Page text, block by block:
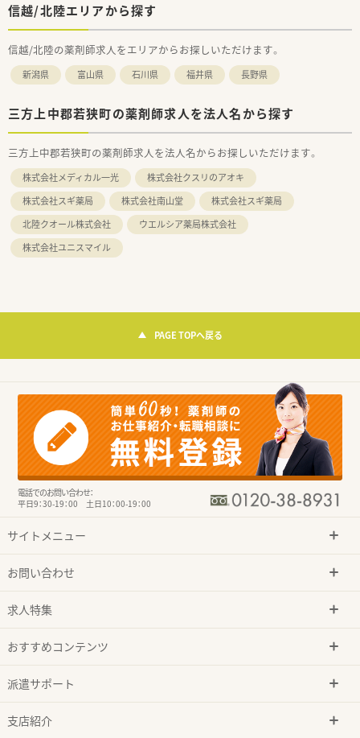
信越/北陸エリアから探す
信越/北陸の薬剤師求人をエリアからお探しいただけます。
新潟県 富山県 石川県 福井県 長野県
三方上中郡若狭町の薬剤師求人を法人名から探す
三方上中郡若狭町の薬剤師求人を法人名からお探しいただけます。
株式会社メディカル一光
株式会社クスリのアオキ
株式会社スギ薬局
株式会社南山堂
株式会社スギ薬局
北陸クオール株式会社
ウエルシア薬局株式会社
株式会社ユニスマイル
PAGE TOPへ戻る
電話でのお問い合わせ：
平日9：30-19：00 土日10：00-19：00
サイトメニュー
お問い合わせ
求人特集
おすすめコンテンツ
派遣サポート
支店紹介